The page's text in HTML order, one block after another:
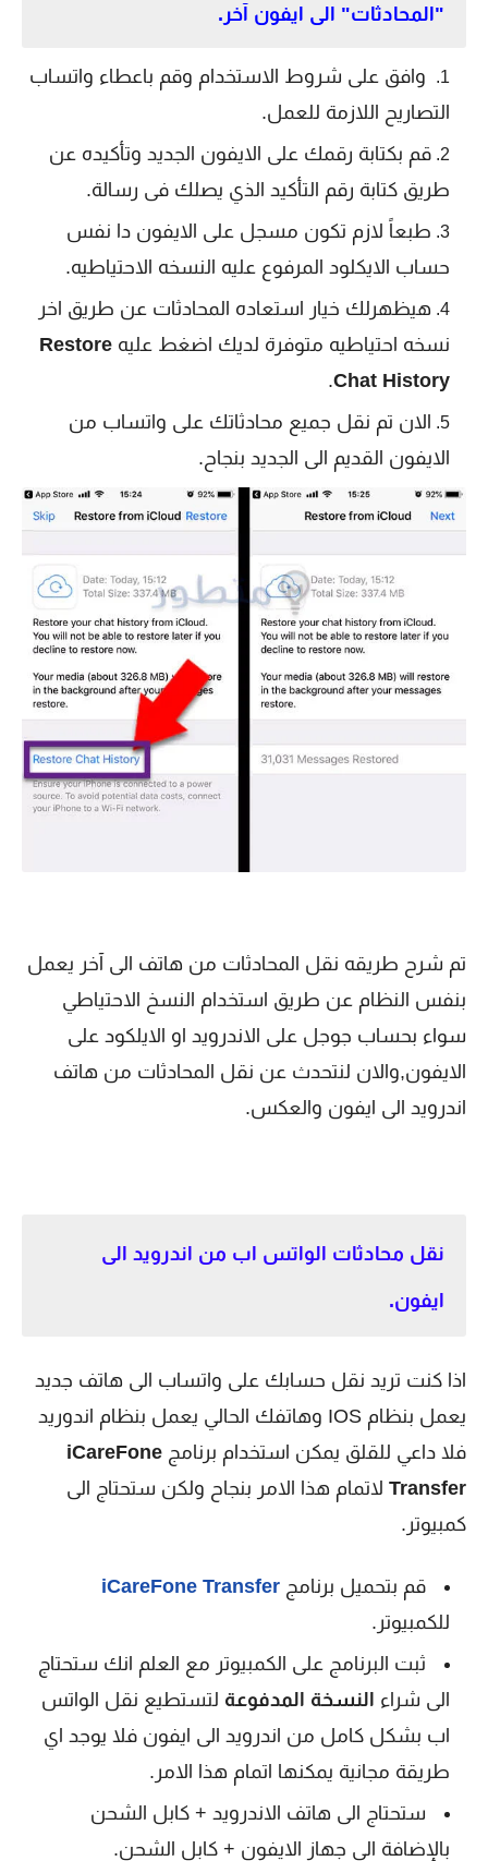
"المحادثات" الى ايفون آخر.
وافق على شروط الاستخدام وقم باعطاء واتساب
التصاريح اللازمة للعمل.
قم بكتابة رقمك على الايفون الجديد وتأكيده عن
طريق كتابة رقم التأكيد الذي يصلك فى رسالة.
طبعاً لازم تكون مسجل على الايفون دا نفس
حساب الايكلود المرفوع عليه النسخه الاحتياطيه.
هيظهرلك خيار استعاده المحادثات عن طريق اخر
نسخه احتياطيه متوفرة لديك اضغط عليه Restore
Chat History
.
الان تم نقل جميع محادثاتك على واتساب من
الايفون القديم الى الجديد بنجاح.
تم شرح طريقه نقل المحادثات من هاتف الى آخر يعمل
بنفس النظام عن طريق استخدام النسخ الاحتياطي
سواء بحساب جوجل على الاندرويد او الايلكود على
الايفون,والان لنتحدث عن نقل المحادثات من هاتف
اندرويد الى ايفون والعكس.
نقل محادثات الواتس اب من اندرويد الى
ايفون.
اذا كنت تريد نقل حسابك على واتساب الى هاتف جديد
يعمل بنظام IOS وهاتفك الحالي يعمل بنظام اندوريد
فلا داعي للقلق يمكن استخدام برنامج iCareFone
Transfer لاتمام هذا الامر بنجاح ولكن ستحتاج الى
كمبيوتر.
قم بتحميل برنامج iCareFone Transfer
للكمبيوتر.
ثبت البرنامج على الكمبيوتر مع العلم انك ستحتاج
الى شراء النسخة المدفوعة لتستطيع نقل الواتس
اب بشكل كامل من اندرويد الى ايفون فلا يوجد اي
طريقة مجانية يمكنها اتمام هذا الامر.
ستحتاج الى هاتف الاندرويد + كابل الشحن
بالإضافة الى جهاز الايفون + كابل الشحن.